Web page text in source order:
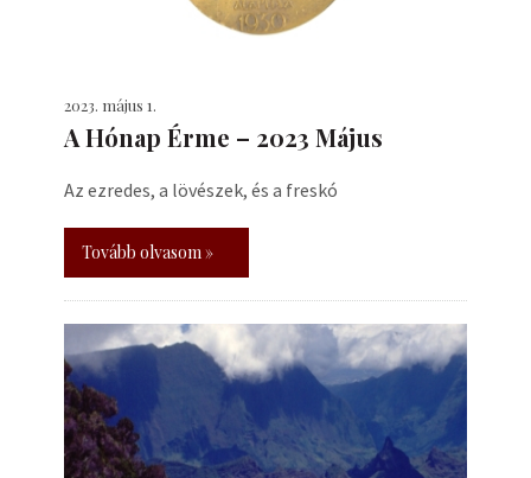
2023. május 1.
A Hónap Érme – 2023 Május
Az ezredes, a lövészek, és a freskó
Tovább olvasom »